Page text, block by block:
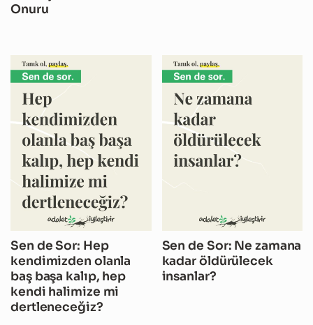
Onuru
Sen de Sor: Hep
kendimizden olanla
baş başa kalıp, hep
kendi halimize mi
dertleneceğiz?
Sen de Sor: Ne zamana
kadar öldürülecek
insanlar?